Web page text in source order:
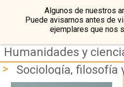
Algunos de nuestros
Puede avisarnos antes de
ejemplares que nos
Humanidades y
>
Sociología, filosofía